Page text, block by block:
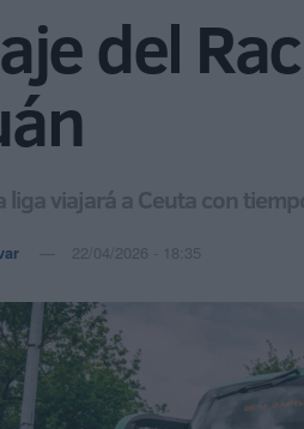
del
liga viajará a Ceuta con
22/04/2026 - 18:35